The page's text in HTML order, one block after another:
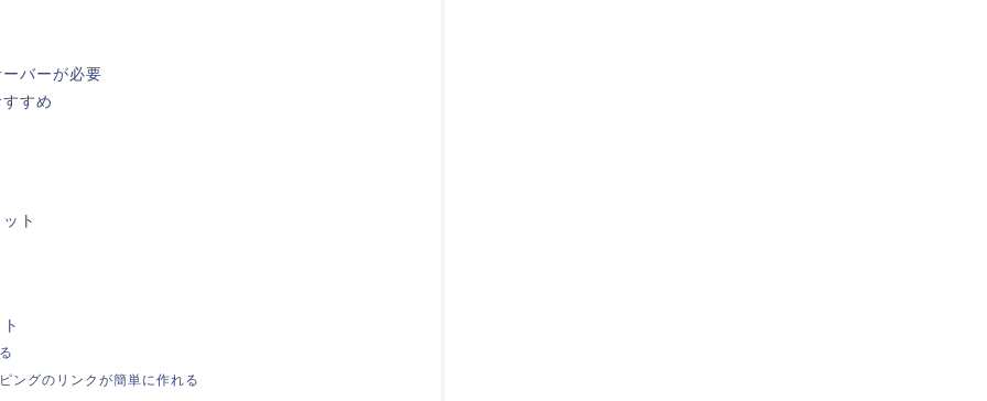
バーが必要
すめ
ト
ングのリンクが簡単に作れる